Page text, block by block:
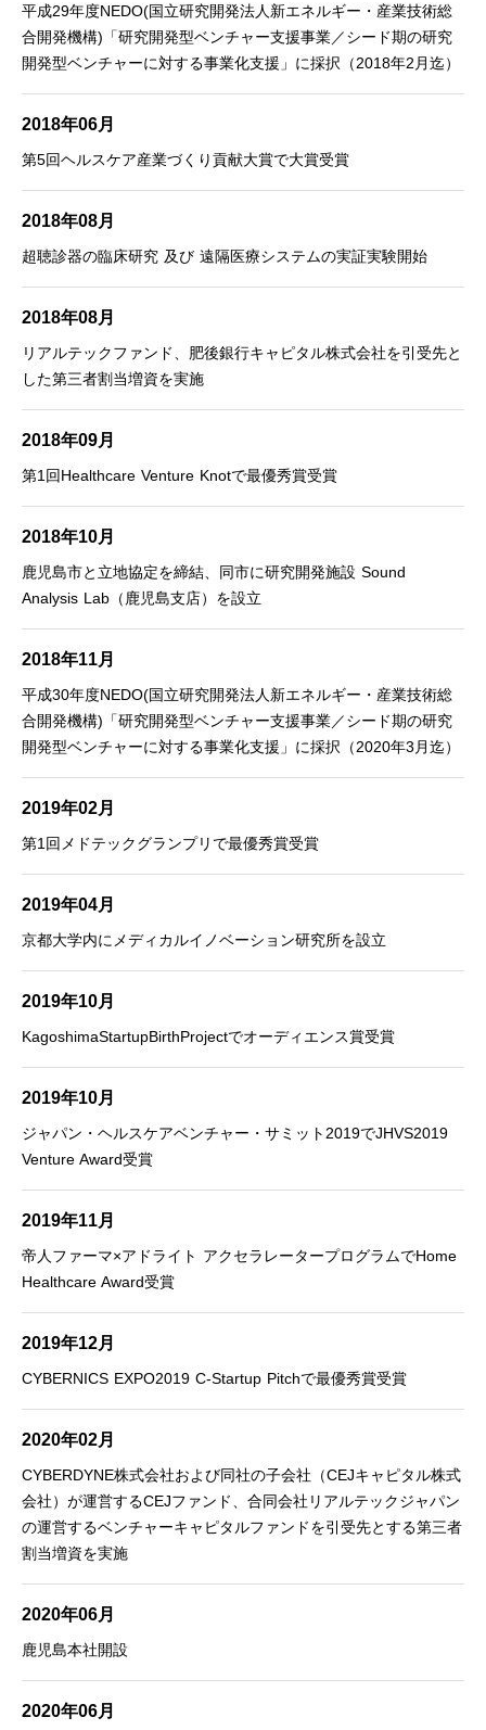
平成29年度NEDO(国立研究開発法人新エネルギー・産業技術総
合開発機構)「研究開発型ベンチャー支援事業／シード期の研究
開発型ベンチャーに対する事業化支援」に採択（2018年2月迄）
2018年06月
第5回ヘルスケア産業づくり貢献大賞で大賞受賞
2018年08月
超聴診器の臨床研究 及び 遠隔医療システムの実証実験開始
2018年08月
リアルテックファンド、肥後銀行キャピタル株式会社を引受先と
した第三者割当増資を実施
2018年09月
第1回Healthcare Venture Knotで最優秀賞受賞
2018年10月
鹿児島市と立地協定を締結、同市に研究開発施設 Sound
Analysis Lab（鹿児島支店）を設立
2018年11月
平成30年度NEDO(国立研究開発法人新エネルギー・産業技術総
合開発機構)「研究開発型ベンチャー支援事業／シード期の研究
開発型ベンチャーに対する事業化支援」に採択（2020年3月迄）
2019年02月
第1回メドテックグランプリで最優秀賞受賞
2019年04月
京都大学内にメディカルイノベーション研究所を設立
2019年10月
KagoshimaStartupBirthProjectでオーディエンス賞受賞
2019年10月
ジャパン・ヘルスケアベンチャー・サミット2019でJHVS2019
Venture Award受賞
2019年11月
帝人ファーマ×アドライト アクセラレータープログラムでHome
Healthcare Award受賞
2019年12月
CYBERNICS EXPO2019 C-Startup Pitchで最優秀賞受賞
2020年02月
CYBERDYNE株式会社および同社の子会社（CEJキャピタル株式
会社）が運営するCEJファンド、合同会社リアルテックジャパン
の運営するベンチャーキャピタルファンドを引受先とする第三者
割当増資を実施
2020年06月
鹿児島本社開設
2020年06月